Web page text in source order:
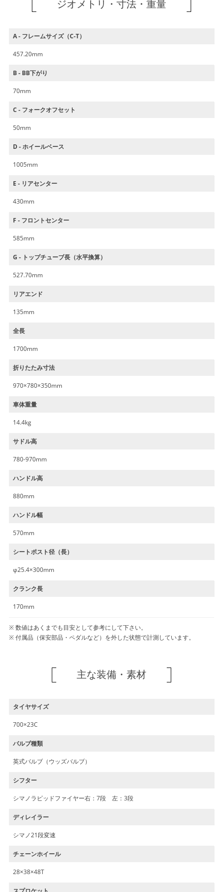
ジオメトリ・寸法・重量
A - フレームサイズ（C-T）
457.20mm
B - BB下がり
70mm
C - フォークオフセット
50mm
D - ホイールベース
1005mm
E - リアセンター
430mm
F - フロントセンター
585mm
G - トップチューブ長（水平換算）
527.70mm
リアエンド
135mm
全長
1700mm
折りたたみ寸法
970×780×350mm
車体重量
14.4kg
サドル高
780-970mm
ハンドル高
880mm
ハンドル幅
570mm
シートポスト径（長）
φ25.4×300mm
クランク長
170mm
数値はあくまでも目安として参考にして下さい。
付属品（保安部品・ペダルなど）を外した状態で計測しています。
主な装備・素材
タイヤサイズ
700×23C
バルブ種類
英式バルブ（ウッズバルブ）
シフター
シマノラピッドファイヤー右：7段 左：3段
ディレイラー
シマノ21段変速
チェーンホイール
28×38×48T